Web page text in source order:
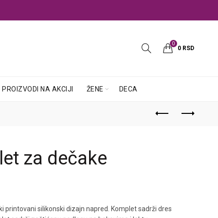
0
0 RSD
PROIZVODI NA AKCIJI ŽENE DECA
za dečake
printovani silikonski dizajn napred. Komplet sadrži dres